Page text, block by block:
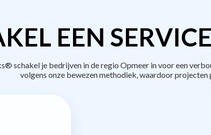
EEN
schakel je bedrijven in de regio Opmeer in voor een
volgens onze bewezen methodiek, waardoor projecten